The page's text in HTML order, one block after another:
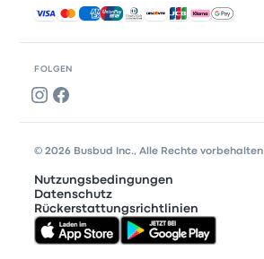
FOLGEN
Akzeptierte Zahlungsmethoden
© 2026 Busbud Inc., Alle Rechte vorbehalten
Nutzungsbedingungen
Datenschutz
Rückerstattungsrichtlinien